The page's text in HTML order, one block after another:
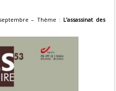
– Thème : L’assassinat des